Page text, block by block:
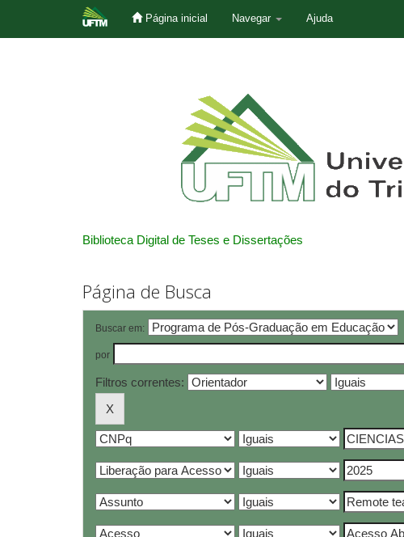
Página inicial Navegar Ajuda
Biblioteca Digital de Teses e Dissertações
Página de Busca
Buscar em:
por
Filtros correntes: